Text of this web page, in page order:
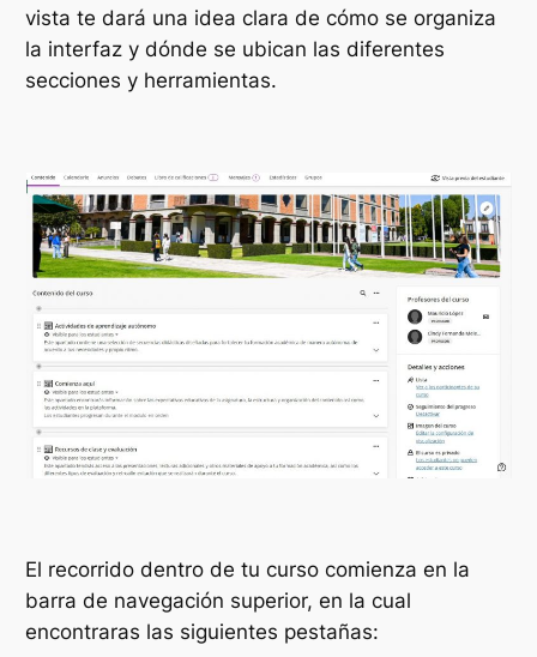
vista te dará una idea clara de cómo se organiza
la interfaz y dónde se ubican las diferentes
secciones y herramientas.
El recorrido dentro de tu curso comienza en la
barra de navegación superior, en la cual
encontraras las siguientes pestañas: